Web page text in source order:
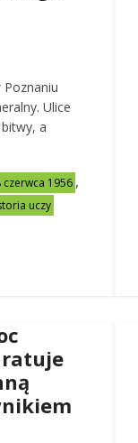
Poznaniu
Ulice
a
czerwca 1956 ,
uczy
ratuje